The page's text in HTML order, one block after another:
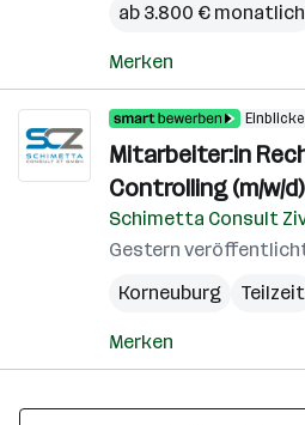
ab 3.800 € monatlich
Merken
Einblicke
Mitarbeiter:in
Controlling (m/w/d)
Schimetta Consult
Gestern
Korneuburg
Teilzeit
Merken